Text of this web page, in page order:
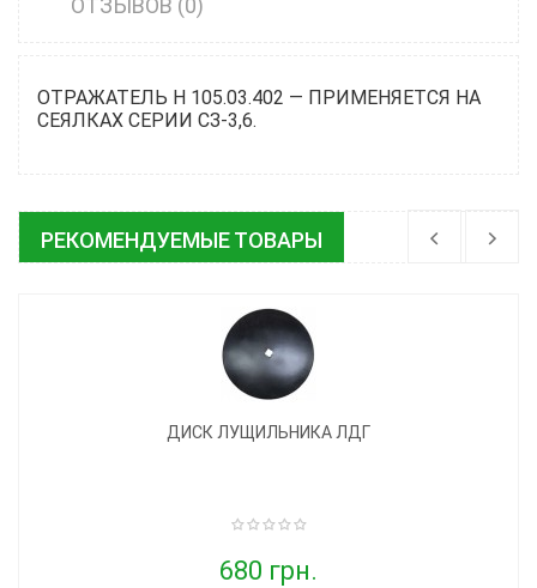
ОТЗЫВОВ (0)
ОТРАЖАТЕЛЬ Н 105.03.402 ― ПРИМЕНЯЕТСЯ НА
СЕЯЛКАХ СЕРИИ СЗ-3,6.
РЕКОМЕНДУЕМЫЕ ТОВАРЫ
ДИСК ЛУЩИЛЬНИКА ЛДГ
680 грн.